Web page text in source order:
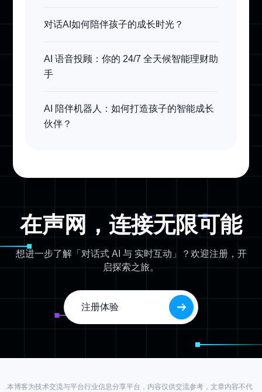
对话AI如何陪伴孩子的成长时光？
AI 语音投顾：你的 24/7 全天候智能理财助
手
AI 陪伴机器人：如何打造孩子的智能成长
伙伴？
在声网，连接无限可能
想进一步了解「对话式 AI 与 实时互动」？欢迎注册，开
启探索之旅。
注册体验
本博客为技术交流与平台行业信息分享平台，内容仅供交流参考，文章内容不代